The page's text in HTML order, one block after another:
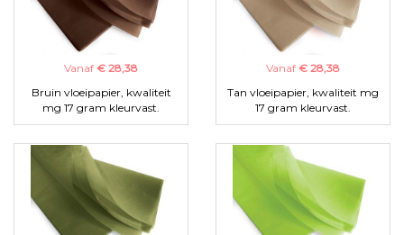
Vanaf € 28,38
Bruin vloeipapier, kwaliteit
mg 17 gram kleurvast.
Vanaf € 28,38
Tan vloeipapier, kwaliteit mg
17 gram kleurvast.